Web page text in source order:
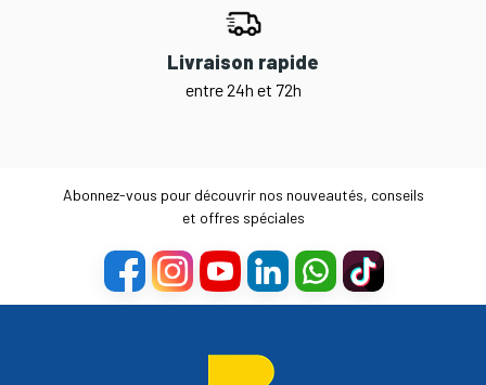
Livraison rapide
entre 24h et 72h
Abonnez-vous pour découvrir nos nouveautés, conseils
et offres spéciales